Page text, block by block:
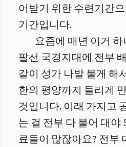
어받기 위한 수련기간
기간입니다.
요즘에 매년 이거
팔선 국경지대에 전부
같이 성가 나발 불게 해
한의 평양까지 들리게
것입니다. 이래 가지고
는 걸 전부 다 불어 대야
료들이 많잖아요? 전부